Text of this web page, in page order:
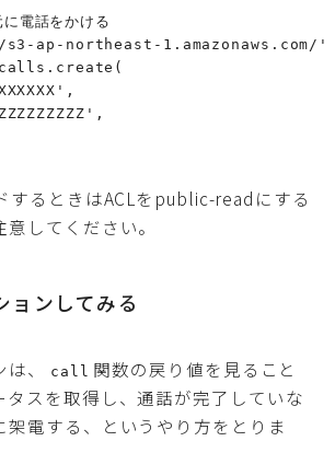
電話をかける
northeast-1.amazonaws.com/' +
するときはACLをpublic-readにする
してください。
ョンしてみる
、 call 関数の戻り値を見ること
タスを取得し、通話が完了していな
架電する、というやり方をとりま